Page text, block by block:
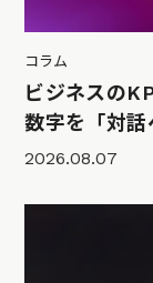
コラム
ビジネスの
数字を「対
2026.08.07